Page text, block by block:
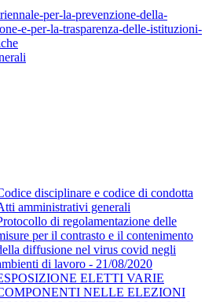
per-la-prevenzione-della-
e-per-la-trasparenza-delle-istituzioni-
disciplinare e codice di condotta
amministrativi generali
di regolamentazione delle
per il contrasto e il contenimento
diffusione nel virus covid negli
di lavoro - 21/08/2020
ELETTI VARIE
NELLE ELEZIONI